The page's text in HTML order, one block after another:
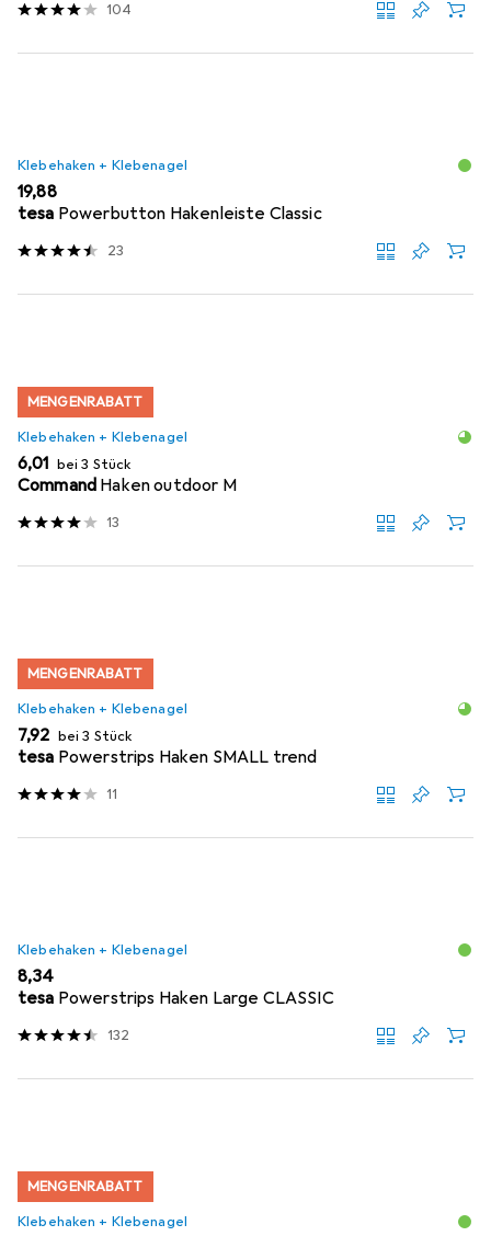
104
Klebehaken + Klebenagel
EUR
19,88
tesa Powerbutton Hakenleiste Classic
23
MENGENRABATT
Klebehaken + Klebenagel
EUR
6,01 bei 3 Stück
Command Haken outdoor M
13
MENGENRABATT
Klebehaken + Klebenagel
EUR
7,92 bei 3 Stück
tesa Powerstrips Haken SMALL trend
11
Klebehaken + Klebenagel
EUR
8,34
tesa Powerstrips Haken Large CLASSIC
132
MENGENRABATT
Klebehaken + Klebenagel